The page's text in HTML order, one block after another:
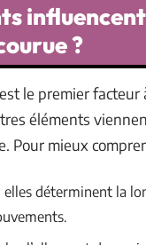
?
le premier facteur
éléments
Pour mieux
déterminent la